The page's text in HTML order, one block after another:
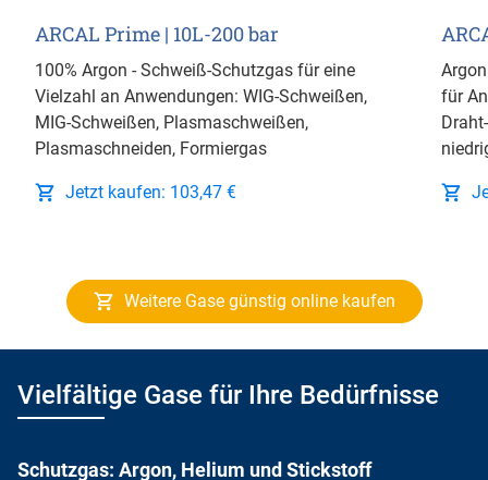
ARCAL Prime | 10L-200 bar
100% Argon - Schweiß-Schutzgas für eine
Vielzahl an Anwendungen: WIG-Schweißen,
MIG-Schweißen, Plasmaschweißen,
Plasmaschneiden, Formiergas
Jetzt kaufen: 103,47 €
für
Weitere Gase günstig online kaufen
Vielfältige Gase für Ihre Bedürfnisse
Schutzgas: Argon, Helium und Stickstoff